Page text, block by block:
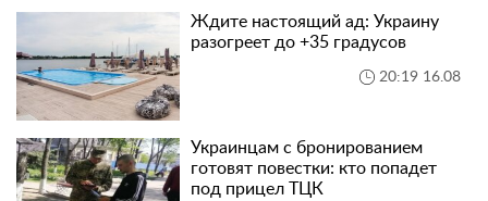
Ждите настоящий ад: Украину
разогреет до +35 градусов
20:19 16.08
Украинцам с бронированием
готовят повестки: кто попадет
под прицел ТЦК